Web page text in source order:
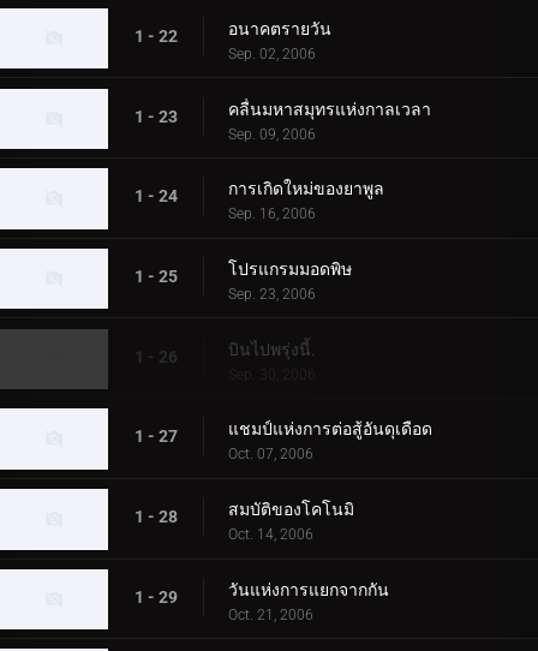
1 - 22 อนาคตรายวัน
Sep. 02, 2006
1 - 23 คลื่นมหาสมุทรแห่งกาลเวลา
Sep. 09, 2006
1 - 24 การเกิดใหม่ของยาพูล
Sep. 16, 2006
1 - 25 โปรแกรมมอดพิษ
Sep. 23, 2006
1 - 26 บินไปพรุ่งนี้.
Sep. 30, 2006
1 - 27 แชมป์แห่งการต่อสู้อันดุเดือด
Oct. 07, 2006
1 - 28 สมบัติของโคโนมิ
Oct. 14, 2006
1 - 29 วันแห่งการแยกจากกัน
Oct. 21, 2006